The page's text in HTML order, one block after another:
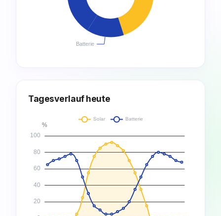
Tagesverlauf heute